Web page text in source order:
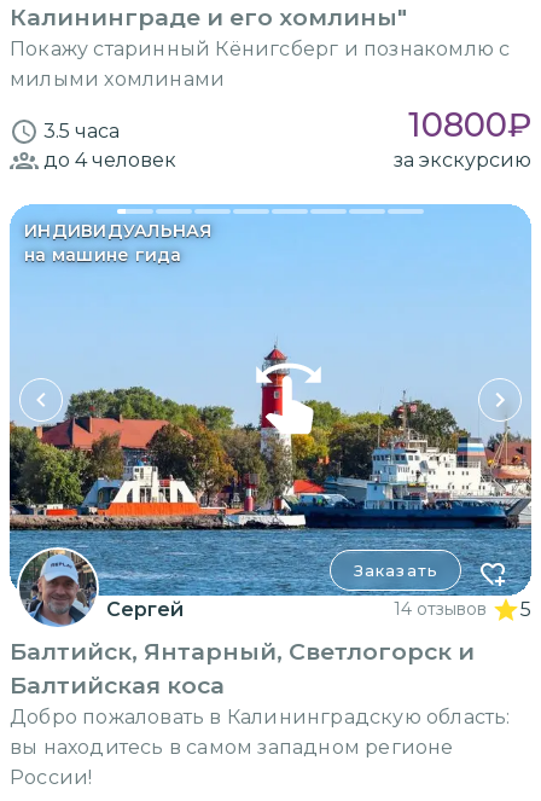
Калининграде и его хомлины"
Покажу старинный Кёнигсберг и познакомлю с
милыми хомлинами
3.5 часа 10800₽
до 4человек за экскурсию
ИНДИВИДУАЛЬНАЯ
на машине гида
Заказать
Сергей 14 отзывов 5
Балтийск, Янтарный, Светлогорск и
Балтийская коса
Добро пожаловать в Калининградскую область:
вы находитесь в самом западном регионе
России!